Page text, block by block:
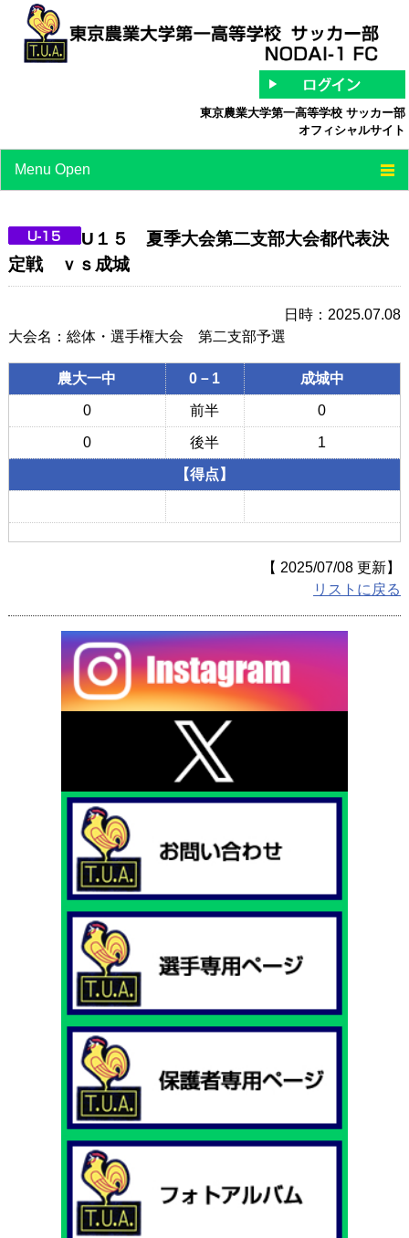
東京農業大学第一高等学校 サッカー部
オフィシャルサイト
Menu Open
チーム紹介
最新情報
中等部
戦歴/卒業後の進路
U１５ 夏季大会第二支部大会都代表決
定戦 ｖｓ成城
日時：2025.07.08
大会名：総体・選手権大会 第二支部予選
農大一中 0－1 成城中
0 前半 0
0 後半 1
【得点】
【 2025/07/08 更新】
リストに戻る